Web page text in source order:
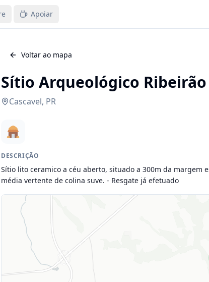
Apoiar
Voltar ao mapa
Sítio Arqueológico Ribeirão
Cascavel, PR
DESCRIÇÃO
Sítio lito ceramico a céu aberto, situado a 300m da margem
média vertente de colina suve. - Resgate já efetuado